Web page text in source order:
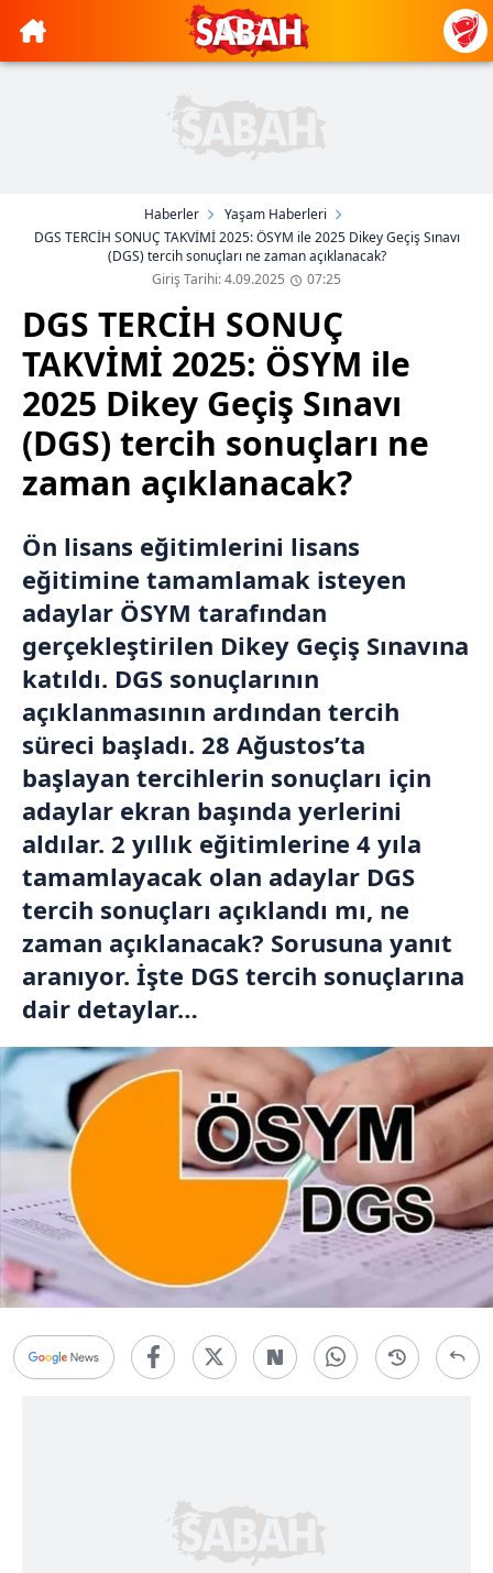
Haberler
Yaşam Haberleri
DGS TERCİH SONUÇ TAKVİMİ 2025: ÖSYM ile 2025 Dikey Geçiş Sınavı
(DGS) tercih sonuçları ne zaman açıklanacak?
Giriş Tarihi: 4.09.2025
07:25
DGS TERCİH SONUÇ
TAKVİMİ 2025: ÖSYM ile
2025 Dikey Geçiş Sınavı
(DGS) tercih sonuçları ne
zaman açıklanacak?
Ön lisans eğitimlerini lisans
eğitimine tamamlamak isteyen
adaylar ÖSYM tarafından
gerçekleştirilen Dikey Geçiş Sınavına
katıldı. DGS sonuçlarının
açıklanmasının ardından tercih
süreci başladı. 28 Ağustos’ta
başlayan tercihlerin sonuçları için
adaylar ekran başında yerlerini
aldılar. 2 yıllık eğitimlerine 4 yıla
tamamlayacak olan adaylar DGS
tercih sonuçları açıklandı mı, ne
zaman açıklanacak? Sorusuna yanıt
aranıyor. İşte DGS tercih sonuçlarına
dair detaylar…